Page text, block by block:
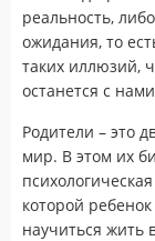
реальность,
ожидания, то
таких иллюзий,
останется с
Родители – это
мир. В этом их
которой
научиться жить